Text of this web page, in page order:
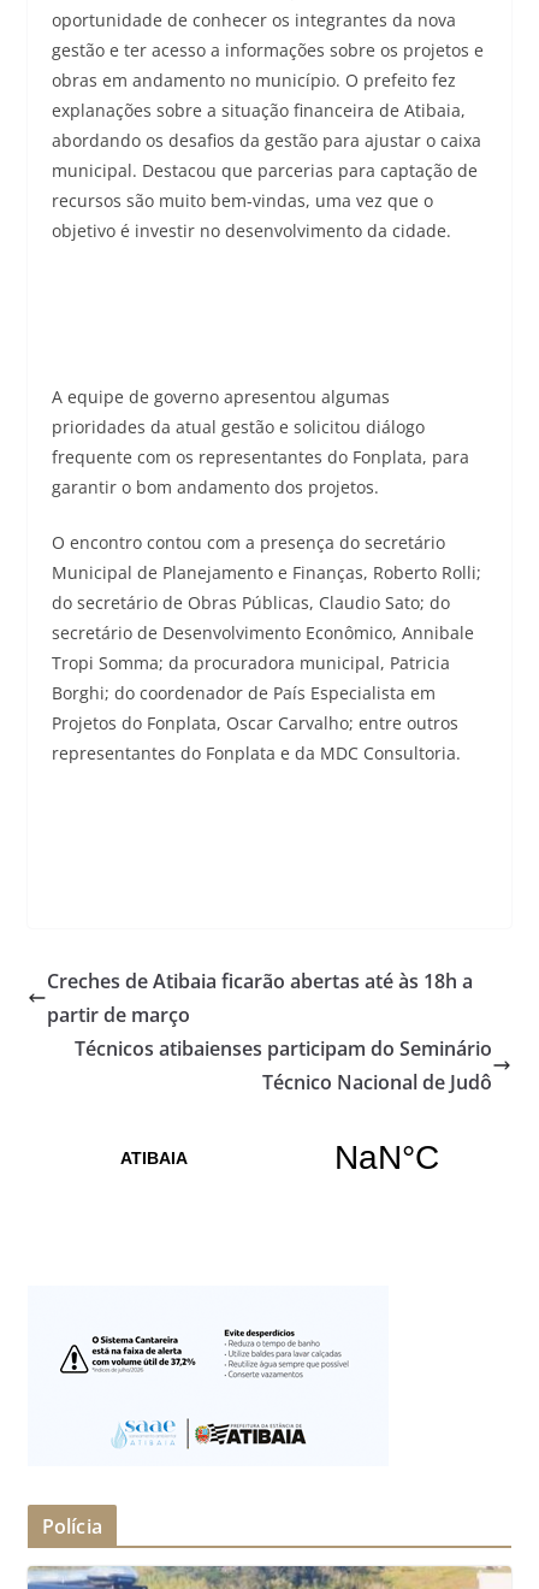
oportunidade de conhecer os integrantes da nova
gestão e ter acesso a informações sobre os projetos e
obras em andamento no município. O prefeito fez
explanações sobre a situação financeira de Atibaia,
abordando os desafios da gestão para ajustar o caixa
municipal. Destacou que parcerias para captação de
recursos são muito bem-vindas, uma vez que o
objetivo é investir no desenvolvimento da cidade.
A equipe de governo apresentou algumas
prioridades da atual gestão e solicitou diálogo
frequente com os representantes do Fonplata, para
garantir o bom andamento dos projetos.
O encontro contou com a presença do secretário
Municipal de Planejamento e Finanças, Roberto Rolli;
do secretário de Obras Públicas, Claudio Sato; do
secretário de Desenvolvimento Econômico, Annibale
Tropi Somma; da procuradora municipal, Patricia
Borghi; do coordenador de País Especialista em
Projetos do Fonplata, Oscar Carvalho; entre outros
representantes do Fonplata e da MDC Consultoria.
Creches de Atibaia ficarão abertas até às 18h a
partir de março
Técnicos atibaienses participam do Seminário
Técnico Nacional de Judô
Polícia